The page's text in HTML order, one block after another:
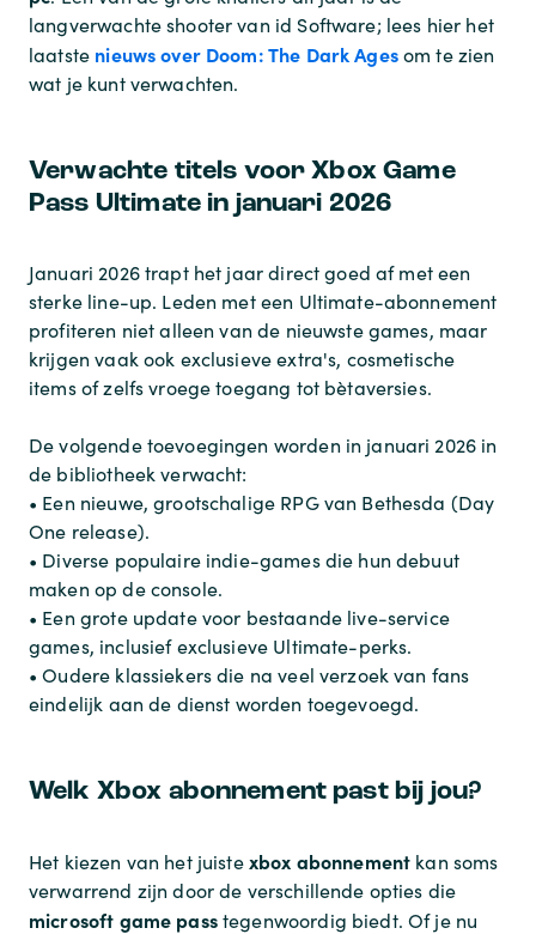
langverwachte shooter van id Software; lees hier het
laatste nieuws over Doom: The Dark Agesom te zien
wat je kunt verwachten.
Verwachte titels voor Xbox Game
Pass Ultimate in januari 2026
Januari 2026 trapt het jaar direct goed af met een
sterke line-up. Leden met een Ultimate-abonnement
profiteren niet alleen van de nieuwste games, maar
krijgen vaak ook exclusieve extra's, cosmetische
items of zelfs vroege toegang tot bètaversies.
De volgende toevoegingen worden in januari 2026 in
de bibliotheek verwacht:
• Een nieuwe, grootschalige RPG van Bethesda (Day
One release).
• Diverse populaire indie-games die hun debuut
maken op de console.
• Een grote update voor bestaande live-service
games, inclusief exclusieve Ultimate-perks.
• Oudere klassiekers die na veel verzoek van fans
eindelijk aan de dienst worden toegevoegd.
Welk Xbox abonnement past bij jou?
Het kiezen van het juistexbox abonnement kan soms
verwarrend zijn door de verschillende opties die
microsoft game passtegenwoordig biedt. Of je nu